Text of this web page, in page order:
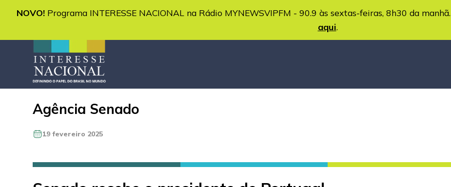
NOVO! Programa INTERESSE NACIONAL na Rádio MYNEWSVIPFM - 90.9 às sextas-feiras, 8h30 da manhã.
aqui.
Agência Senado
19 fevereiro 2025